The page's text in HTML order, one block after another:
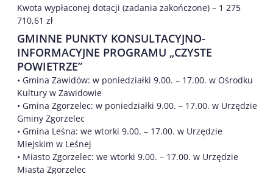
Kwota wypłaconej dotacji (zadania zakończone) – 1 275
710,61 zł
GMINNE PUNKTY KONSULTACYJNO-
INFORMACYJNE PROGRAMU „CZYSTE
POWIETRZE”
• Gmina Zawidów: w poniedziałki 9.00. – 17.00. w Ośrodku
Kultury w Zawidowie
• Gmina Zgorzelec: w poniedziałki 9.00. – 17.00. w Urzędzie
Gminy Zgorzelec
• Gmina Leśna: we wtorki 9.00. – 17.00. w Urzędzie
Miejskim w Leśnej
• Miasto Zgorzelec: we wtorki 9.00. – 17.00. w Urzędzie
Miasta Zgorzelec